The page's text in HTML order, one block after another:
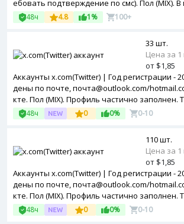
ебовать подтверждение по смс). Пол (MIX).
ов добавлена аватарка. Зарегистрированы
48ч 4.8 1% 100+
Аккаунты x.com(Twitter) | Год регистрации -
дены по почте, почта@outlook.com/
кте. Пол (MIX). Профиль частично заполнен.
е. Двухфакторная авторизация включена.
с Canada ip.
48ч 0 0% 0-10
33 шт.
Цена за 1
от $1,85
Аккаунты x.com(Twitter) | Год регистрации -
дены по почте, почта@outlook.com/
кте. Пол (MIX). Профиль частично заполнен.
е. Двухфакторная авторизация включена.
с USA ip.
48ч 0 0% 0-10
110 шт.
Цена за 1
от $1,85